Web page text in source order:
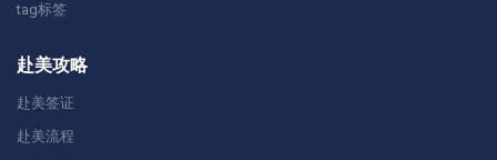
tag标签
赴美攻略
赴美签证
赴美流程